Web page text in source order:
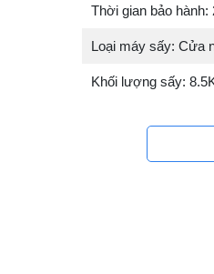
Thời gian bảo hành:
Loại máy sấy: Cửa
Khối lượng sấy: